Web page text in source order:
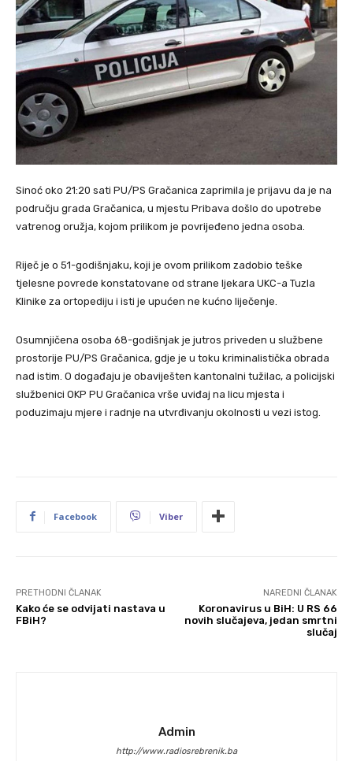
Sinoć oko 21:20 sati PU/PS Gračanica zaprimila je prijavu da je na
području grada Gračanica, u mjestu Pribava došlo do upotrebe
vatrenog oružja, kojom prilikom je povrijeđeno jedna osoba.
Riječ je o 51-godišnjaku, koji je ovom prilikom zadobio teške
tjelesne povrede konstatovane od strane ljekara UKC-a Tuzla
Klinike za ortopediju i isti je upućen ne kućno liječenje.
Osumnjičena osoba 68-godišnjak je jutros priveden u službene
prostorije PU/PS Gračanica, gdje je u toku kriminalistička obrada
nad istim. O događaju je obaviješten kantonalni tužilac, a policijski
službenici OKP PU Gračanica vrše uviđaj na licu mjesta i
poduzimaju mjere i radnje na utvrđivanju okolnosti u vezi istog.
Facebook Viber
PRETHODNI ČLANAK
Kako će se odvijati nastava u
FBiH?
NAREDNI ČLANAK
Koronavirus u BiH: U RS 66
novih slučajeva, jedan smrtni
slučaj
Admin
http://www.radiosrebrenik.ba